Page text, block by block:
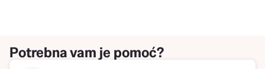
Potrebna vam je pomoć?